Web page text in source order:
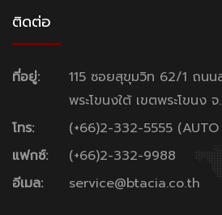
ติดต่อ
ที่อยู่:
115 ซอยสุขุมวิท 62/1 ถน
พระโขนงใต้ เขตพระโขนง
โทร:
(+66)2-332-5555
แฟกซ์:
(+66)2-332-9988
อีเมล:
service@btacia.co.th